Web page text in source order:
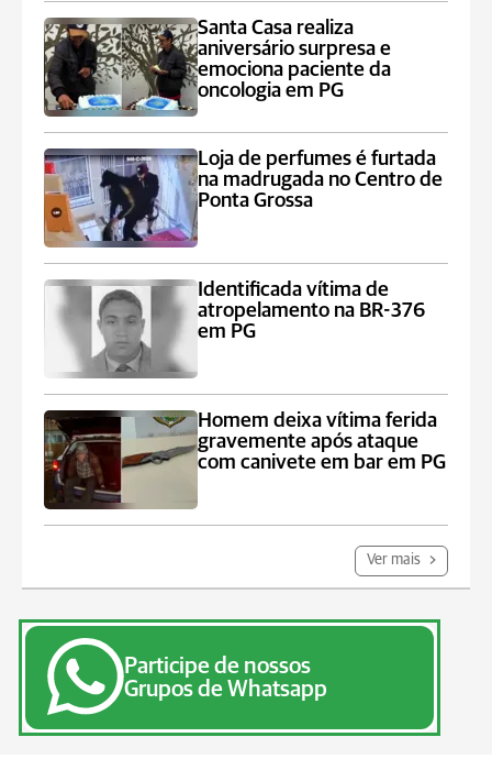
Santa Casa realiza
aniversário surpresa e
emociona paciente da
oncologia em PG
Loja de perfumes é furtada
na madrugada no Centro de
Ponta Grossa
Identificada vítima de
atropelamento na BR-376
em PG
Homem deixa vítima ferida
gravemente após ataque
com canivete em bar em PG
Ver mais
Participe de nossos
Grupos de Whatsapp